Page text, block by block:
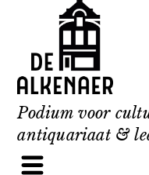
content
Podium voor
antiquariaat &